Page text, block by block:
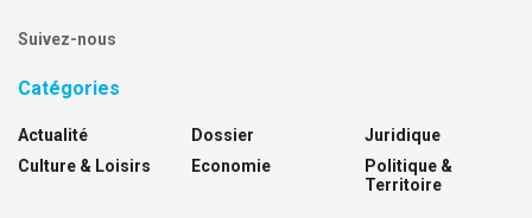
Suivez-nous
Catégories
Actualité
Culture & Loisirs
Dossier
Economie
Juridique
Politique &
Territoire